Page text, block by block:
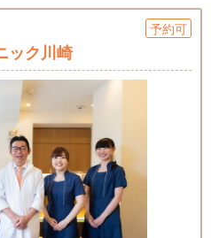
予約可
ック川崎